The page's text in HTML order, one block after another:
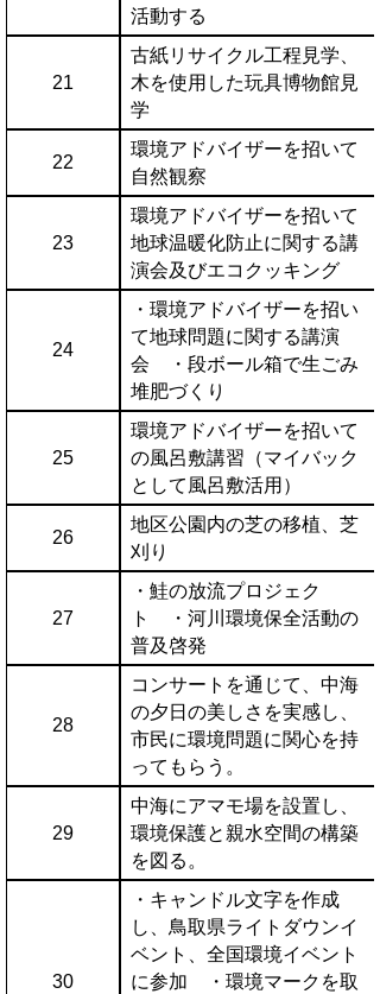
活動する
21
古紙リサイクル工程見学、
木を使用した玩具博物館見
学
22
環境アドバイザーを招いて
自然観察
23
環境アドバイザーを招いて
地球温暖化防止に関する講
演会及びエコクッキング
24
・環境アドバイザーを招い
て地球問題に関する講演
会 ・段ボール箱で生ごみ
堆肥づくり
25
環境アドバイザーを招いて
の風呂敷講習（マイバック
として風呂敷活用）
26
地区公園内の芝の移植、芝
刈り
27
・鮭の放流プロジェク
ト ・河川環境保全活動の
普及啓発
28
コンサートを通じて、中海
の夕日の美しさを実感し、
市民に環境問題に関心を持
ってもらう。
29
中海にアマモ場を設置し、
環境保護と親水空間の構築
を図る。
30
・キャンドル文字を作成
し、鳥取県ライトダウンイ
ベント、全国環境イベント
に参加 ・環境マークを取